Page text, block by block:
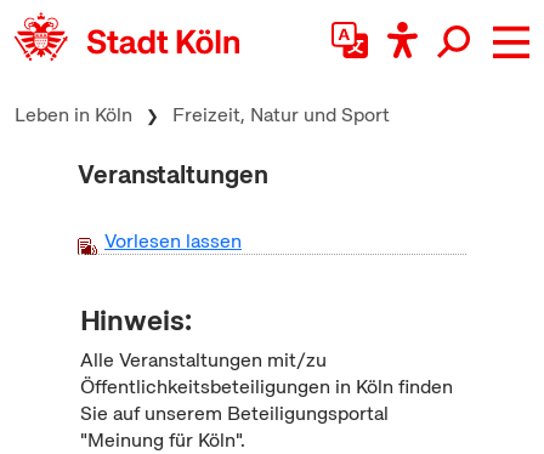
zum Inhalt springen
Leben in Köln Freizeit, Natur und Sport
Veranstaltungen
Vorlesen lassen
Hinweis:
Alle Veranstaltungen mit/zu
Öffentlichkeitsbeteiligungen in Köln finden
Sie auf unserem Beteiligungsportal
"Meinung für Köln".